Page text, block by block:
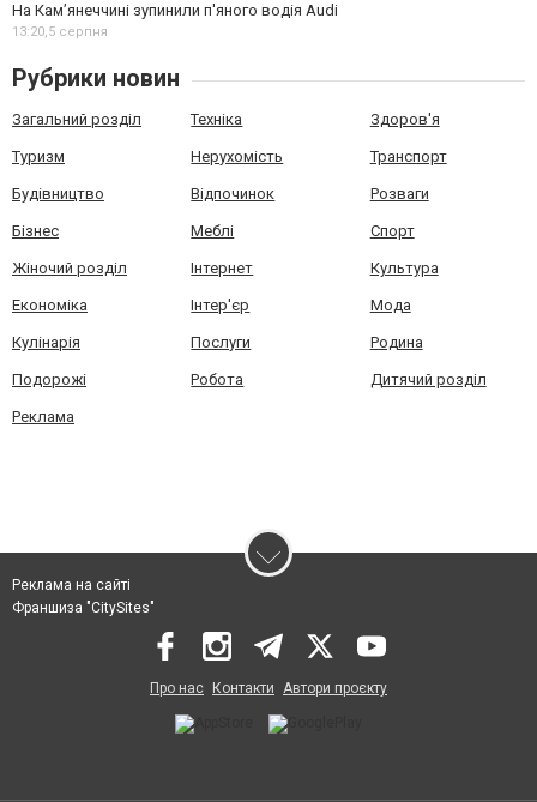
На Камʼянеччині зупинили п'яного водія Audi
13:20,5 серпня
Рубрики новин
Загальний розділ Техніка Здоров'я
Туризм Нерухомість Транспорт
Будівництво Відпочинок Розваги
Бізнес Меблі Спорт
Жіночий розділ Інтернет Культура
Економіка Інтер'єр Мода
Кулінарія Послуги Родина
Подорожі Робота Дитячий розділ
Реклама
Реклама на сайті
Франшиза "CitySites"
Про нас Контакти Автори проєкту